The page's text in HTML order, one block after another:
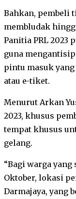
Bahkan, pembeli
membludak
Panitia PRL 2023
guna
pintu masuk
atau e-tiket.
Menurut Arkan
2023, khusus
tempat khusus
gelang.
“Bagi warga yang
Oktober, lokasi
Darmajaya, yang